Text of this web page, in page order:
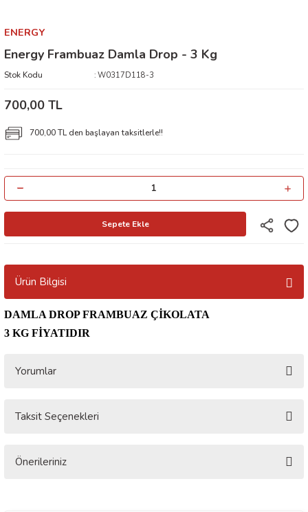
ENERGY
Energy Frambuaz Damla Drop - 3 Kg
Stok Kodu W0317D118-3
700,00 TL
700,00 TL den başlayan taksitlerle!!
Sepete Ekle
Ürün Bilgisi
DAMLA DROP FRAMBUAZ ÇİKOLATA
3 KG FİYATIDIR
Yorumlar
Bu ürüne ilk yorumu siz yapın!
Taksit Seçenekleri
Önerileriniz